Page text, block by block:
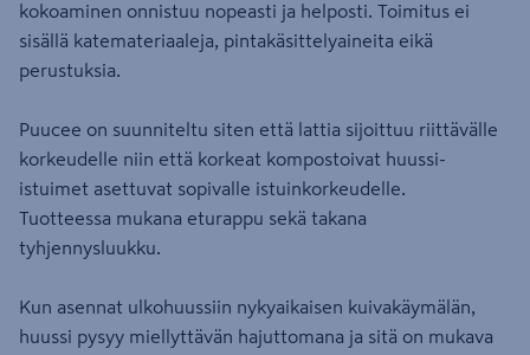
kokoaminen onnistuu nopeasti ja helposti. Toimitus ei
sisällä katemateriaaleja, pintakäsittelyaineita eikä
perustuksia.
Puucee on suunniteltu siten että lattia sijoittuu riittävälle
korkeudelle niin että korkeat kompostoivat huussi-
istuimet asettuvat sopivalle istuinkorkeudelle.
Tuotteessa mukana eturappu sekä takana
tyhjennysluukku.
Kun asennat ulkohuussiin nykyaikaisen kuivakäymälän,
huussi pysyy miellyttävän hajuttomana ja sitä on mukava